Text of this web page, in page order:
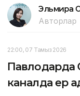
Эльмира
Авторлар
22:00, 07 Тамыз 2026
Павлодарда
каналда ер